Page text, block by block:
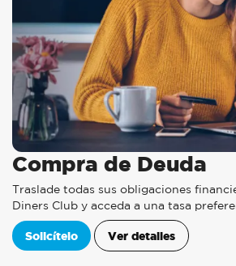
Compra de Deuda
Traslade todas sus obligaciones
Diners Club y acceda a una tasa
Solicítelo Ver detalles